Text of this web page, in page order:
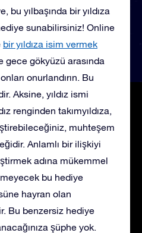
bu yılbaşında bir yıldıza
sunabilirsiniz! Online
bir yıldıza isim vermek
gece gökyüzü arasında
onurlandırın. Bu
Aksine, yıldız ismi
renginden takımyıldıza,
muhteşem
Anlamlı bir ilişkiyi
adına mükemmel
bu hediye
hayran olan
Bu benzersiz hediye
şüphe yok.